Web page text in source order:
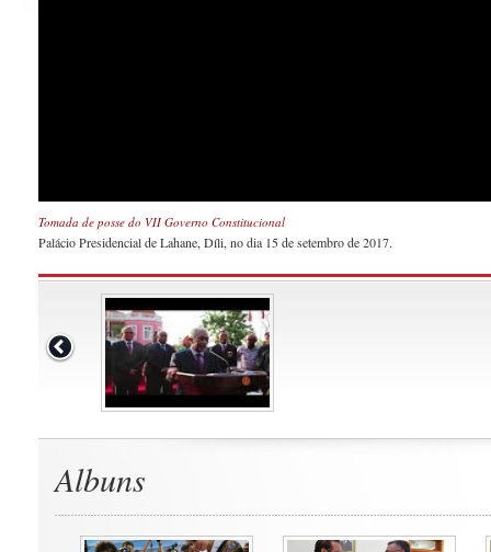
Tomada de posse do VII Governo Constitucional
Palácio Presidencial de Lahane, Díli, no dia 15 de setembro de 2017.
Albuns